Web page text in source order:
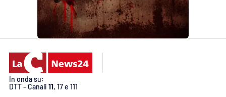
EDIZIONI
LOCALI
Catanzaro
Crotone
In onda su:
DTT - Canali 11, 17 e 111